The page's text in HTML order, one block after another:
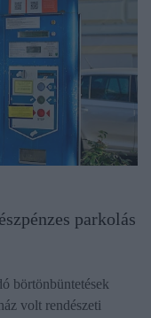
parkolás
börtönbüntetések
volt rendészeti